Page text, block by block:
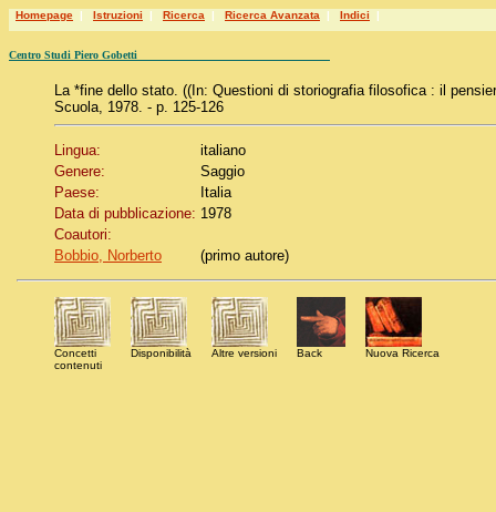
Homepage | Istruzioni | Ricerca | Ricerca Avanzata | Indici |
Centro Studi Piero Gobetti
La *fine dello stato. ((In: Questioni di storiografia filosofica : il
Scuola, 1978. - p. 125-126
Lingua:
italiano
Genere:
Saggio
Paese:
Italia
Data di pubblicazione: 1978
Coautori:
Bobbio, Norberto
(primo autore)
Concetti
contenuti
Disponibilità Altre versioni Back Nuova Ricerca